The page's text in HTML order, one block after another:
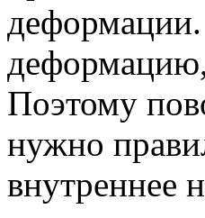
Поэтому
нужно
внутреннее